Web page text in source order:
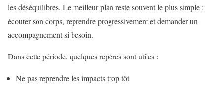
les déséquilibres. Le meilleur plan reste souvent le plus simple :
écouter son corps, reprendre progressivement et demander un
accompagnement si besoin.
Dans cette période, quelques repères sont utiles :
Ne pas reprendre les impacts trop tôt